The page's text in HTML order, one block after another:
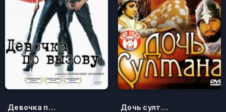
Девочка по вызову Дочь султана